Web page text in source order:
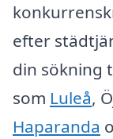
efter
din sökning
som Luleå,
Haparanda